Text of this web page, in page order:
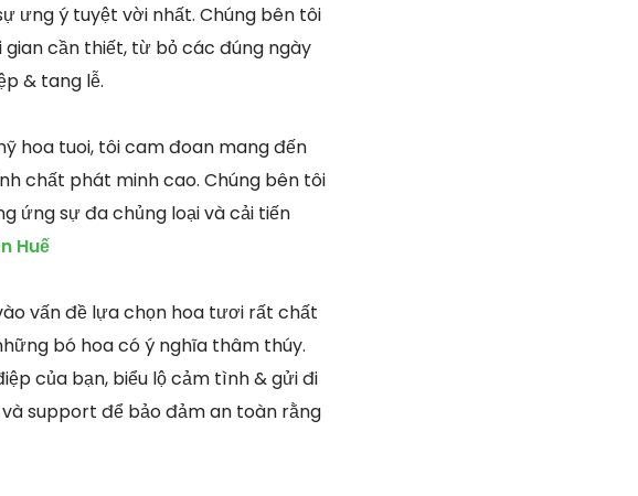
ưng ý tuyệt vời nhất. Chúng bên tôi
cần thiết, từ bỏ các đúng ngày
& tang lễ.
hoa tuoi, tôi cam đoan mang đến
chất phát minh cao. Chúng bên tôi
ứng sự đa chủng loại và cải tiến
Huế
vấn đề lựa chọn hoa tươi rất chất
bó hoa có ý nghĩa thâm thúy.
của bạn, biểu lộ cảm tình & gửi đi
support để bảo đảm an toàn rằng